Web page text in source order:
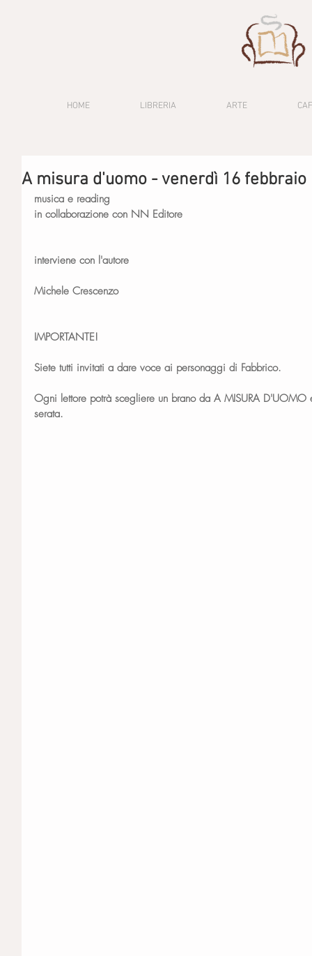
HOME LIBRERIA ARTE
A misura d'uomo - venerdì 16 febbraio
musica e reading
in collaborazione con NN Editore
interviene con l'autore
Michele Crescenzo
IMPORTANTE!
Siete tutti invitati a dare voce ai personaggi di Fabbrico.
Ogni lettore potrà scegliere un brano da A MISURA
serata.